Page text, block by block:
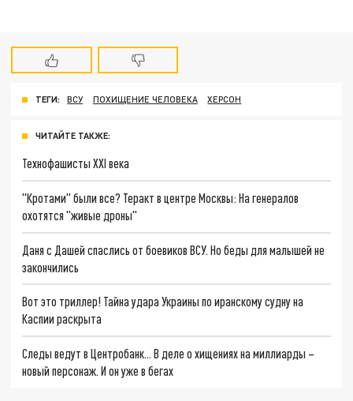
ТЕГИ: ВСУ ПОХИЩЕНИЕ ЧЕЛОВЕКА ХЕРСОН
ЧИТАЙТЕ ТАКЖЕ:
Технофашисты XXI века
"Кротами" были все? Теракт в центре Москвы: На генералов
охотятся "живые дроны"
Даня с Дашей спаслись от боевиков ВСУ. Но беды для малышей не
закончились
Вот это триллер! Тайна удара Украины по иранскому судну на
Каспии раскрыта
Следы ведут в Центробанк… В деле о хищениях на миллиарды –
новый персонаж. И он уже в бегах